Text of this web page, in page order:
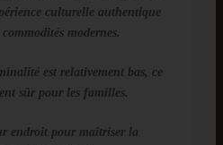
culturelle authentique
modernes.
est relativement bas, ce
sûr pour les familles.
endroit pour maîtriser la